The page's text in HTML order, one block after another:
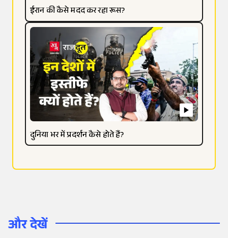
ईरान की कैसे मदद कर रहा रूस?
दुनिया भर में प्रदर्शन कैसे होते हैं?
और देखें